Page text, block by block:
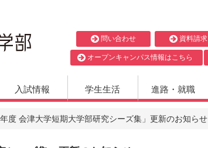
オープンキャンパス情報はこちら
問い合わせ 資料請求
入試情報 学生生活 進路・就職
年度 会津大学短期大学部研究シーズ集」更新のお知らせ